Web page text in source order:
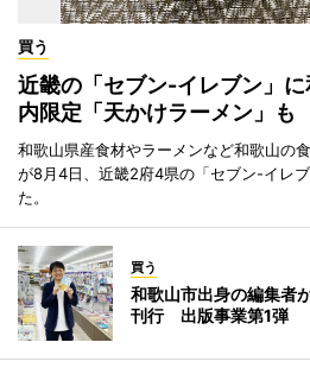
買う
近畿の「セブン-イレブン」
内限定「天かけラーメン」も
和歌山県産食材やラーメンなど和歌山の
が8月4日、近畿2府4県の「セブン-イレ
た。
買う
和歌山市出身の編集者
刊行 出版事業第1弾